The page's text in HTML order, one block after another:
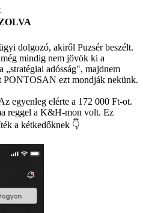
dolgozó, akiről Puzsér beszélt.
mindig nem jövök ki a
adósság", majdnem
PONTOSAN ezt mondják nekünk.
egyenleg elérte a 172 000 Ft-ot.
reggel a K&H-mon volt. Ez
a kétkedőknek 👇